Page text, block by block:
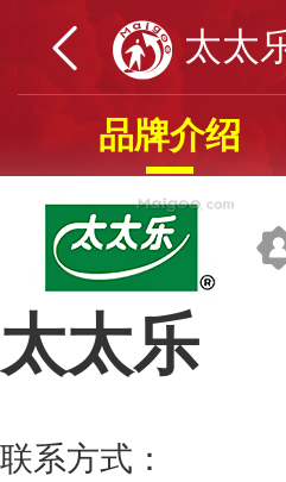
太太
品牌介绍
太太乐
联系方式：